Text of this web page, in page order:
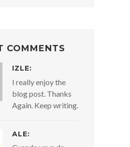
COMMENTS
IZLE:
I really enjoy the
blog post. Thanks
Again. Keep writing.
ALE: